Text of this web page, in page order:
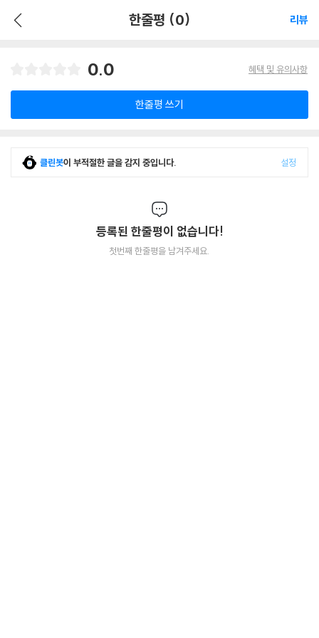
한줄평 (0) 리뷰
0.0 혜택 및 유의사항
한줄평 쓰기
클린봇이 부적절한 글을 감지 중입니다. 설정
등록된 한줄평이 없습니다!
첫번째 한줄평을 남겨주세요.